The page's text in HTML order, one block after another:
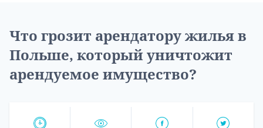
Что грозит арендатору жилья в
Польше, который уничтожит
арендуемое имущество?